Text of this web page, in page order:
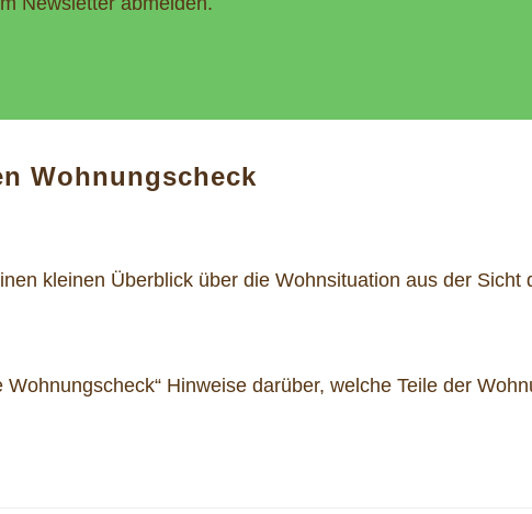
Wohnungscheck
kleinen Überblick über die Wohnsituation aus der Sicht
Wohnungscheck“ Hinweise darüber, welche Teile der